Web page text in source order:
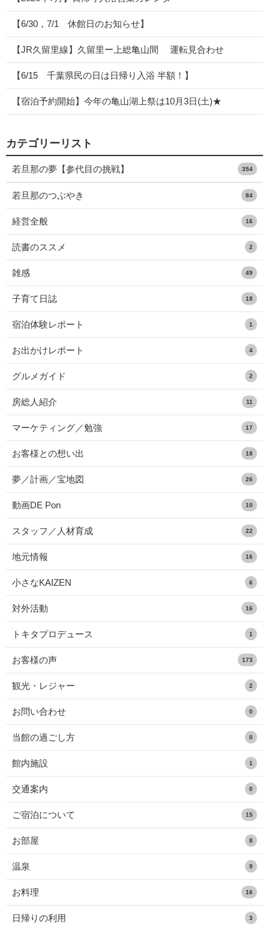
【6/30，7/1 休館日のお知らせ】
【JR久留里線】久留里ー上総亀山間 運転見合わせ
【6/15 千葉県民の日は日帰り入浴 半額！】
【宿泊予約開始】今年の亀山湖上祭は10月3日(土)★
カテゴリーリスト
若旦那の夢【参代目の挑戦】 354
若旦那のつぶやき 84
経営全般 16
読書のススメ 2
雑感 49
子育て日誌 18
宿泊体験レポート 1
お出かけレポート 4
グルメガイド 2
房総人紹介 11
マーケティング／勉強 17
お客様との想い出 18
夢／計画／宝地図 26
動画DE Pon 10
スタッフ／人材育成 22
地元情報 16
小さなKAIZEN 6
対外活動 16
トキタプロデュース 1
お客様の声 173
観光・レジャー 2
お問い合わせ 0
当館の過ごし方 0
館内施設 1
交通案内 0
ご宿泊について 15
お部屋 8
温泉 9
お料理 16
日帰りの利用 3